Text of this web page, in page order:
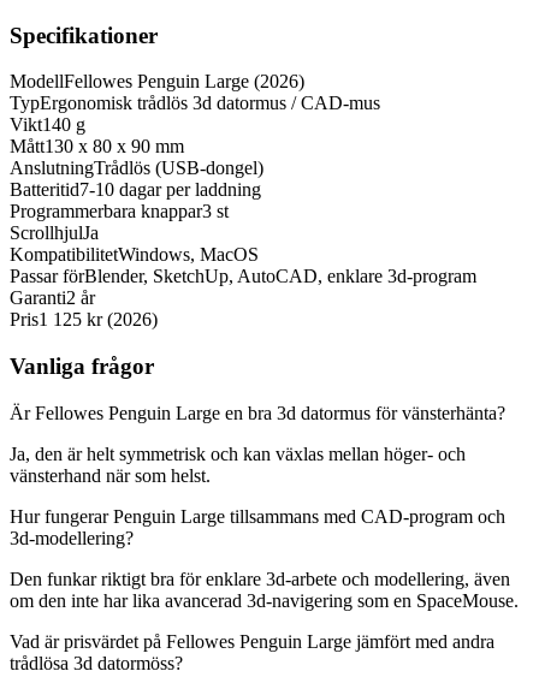
Specifikationer
ModellFellowes Penguin Large (2026)
TypErgonomisk trådlös 3d datormus / CAD-mus
Vikt140 g
Mått130 x 80 x 90 mm
AnslutningTrådlös (USB-dongel)
Batteritid7-10 dagar per laddning
Programmerbara knappar3 st
ScrollhjulJa
KompatibilitetWindows, MacOS
Passar förBlender, SketchUp, AutoCAD, enklare 3d-program
Garanti2 år
Pris1 125 kr (2026)
Vanliga frågor
Är Fellowes Penguin Large en bra 3d datormus för vänsterhänta?
Ja, den är helt symmetrisk och kan växlas mellan höger- och
vänsterhand när som helst.
Hur fungerar Penguin Large tillsammans med CAD-program och
3d-modellering?
Den funkar riktigt bra för enklare 3d-arbete och modellering, även
om den inte har lika avancerad 3d-navigering som en SpaceMouse.
Vad är prisvärdet på Fellowes Penguin Large jämfört med andra
trådlösa 3d datormöss?